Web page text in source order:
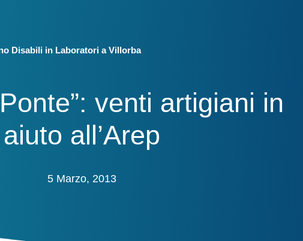
Disabili in Laboratori a Villorba
venti artigiani in
aiuto all’Arep
5 Marzo, 2013